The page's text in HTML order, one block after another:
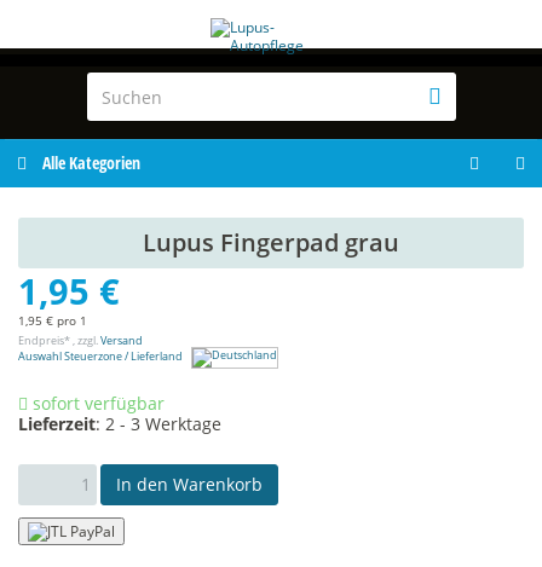
Alle Kategorien
Lupus Fingerpad grau
1,95 €
1,95 € pro 1
Endpreis* , zzgl.Versand
Auswahl Steuerzone / Lieferland
sofort verfügbar
Lieferzeit: 2 - 3 Werktage
In den Warenkorb